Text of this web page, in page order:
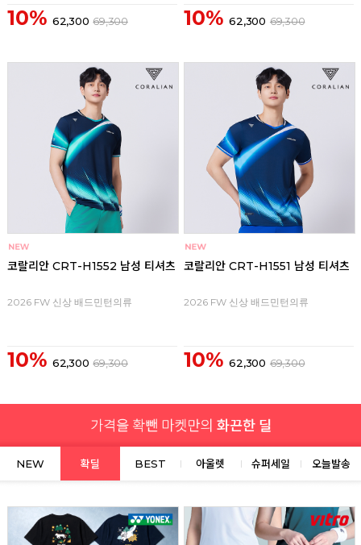
10% 62,300 69,300 10% 62,300 69,300
코랄리안 CRT-H1552 남성 티셔츠
2026 FW 신상 배드민턴의류
10% 62,300 69,300
코랄리안 CRT-H1551 남성 티셔츠
2026 FW 신상 배드민턴의류
10% 62,300 69,300
NEW 확딜 BEST 아울렛 슈퍼세일 오늘발송